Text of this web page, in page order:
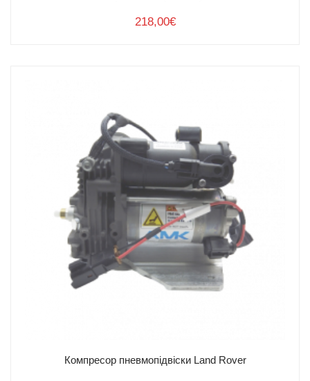
218,00€
Компресор пневмопідвіски Land Rover
+ 380 67 161 44 11
+ 380 93 161 44 11
office@airpad.com.ua